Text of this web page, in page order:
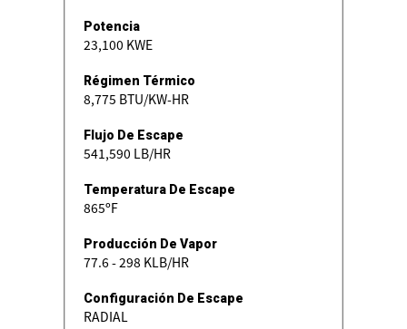
Potencia
23,100 KWE
Régimen Térmico
8,775 BTU/KW-HR
Flujo De Escape
541,590 LB/HR
Temperatura De Escape
865ºF
Producción De Vapor
77.6 - 298 KLB/HR
Configuración De Escape
RADIAL